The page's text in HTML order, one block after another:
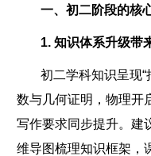
一、初二阶段的核
1. 知识体系升级带
初二学科知识呈现
数与几何证明，物理开
写作要求同步提升。建
维导图梳理知识框架，